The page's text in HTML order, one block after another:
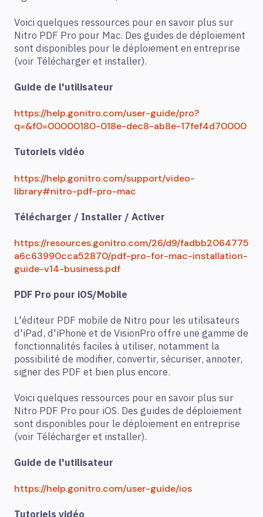
Voici quelques ressources pour en savoir plus sur
Nitro PDF Pro pour Mac. Des guides de déploiement
sont disponibles pour le déploiement en entreprise
(voir Télécharger et installer).
Guide de l'utilisateur
https://help.gonitro.com/user-guide/pro?
q=&f0=00000180-018e-dec8-ab8e-17fef4d70000
Tutoriels vidéo
https://help.gonitro.com/support/video-
library#nitro-pdf-pro-mac
Télécharger / Installer / Activer
https://resources.gonitro.com/26/d9/fadbb2064775
a6c63990cca52870/pdf-pro-for-mac-installation-
guide-v14-business.pdf
PDF Pro pour iOS/Mobile
L'éditeur PDF mobile de Nitro pour les utilisateurs
d'iPad, d'iPhone et de VisionPro offre une gamme de
fonctionnalités faciles à utiliser, notamment la
possibilité de modifier, convertir, sécuriser, annoter,
signer des PDF et bien plus encore.
Voici quelques ressources pour en savoir plus sur
Nitro PDF Pro pour iOS. Des guides de déploiement
sont disponibles pour le déploiement en entreprise
(voir Télécharger et installer).
Guide de l'utilisateur
https://help.gonitro.com/user-guide/ios